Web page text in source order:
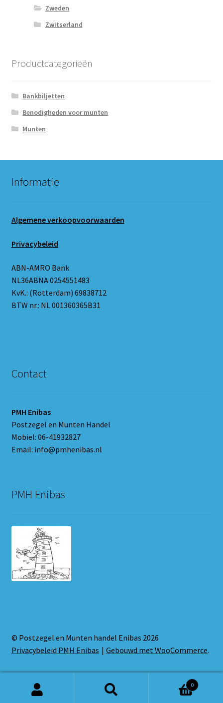
Zweden
Zwitserland
Productcategorieën
Bankbiljetten
Benodigheden voor munten
Munten
Informatie
Algemene verkoopvoorwaarden
Privacybeleid
ABN-AMRO Bank
NL36ABNA 0254551483
KvK.: (Rotterdam) 69838712
BTW nr.: NL 001360365B31
Contact
PMH Enibas
Postzegel en Munten Handel
Mobiel: 06-41932827
Email: info@pmhenibas.nl
PMH Enibas
© Postzegel en Munten handel Enibas 2026
Privacybeleid PMH Enibas
Gebouwd met WooCommerce.
0